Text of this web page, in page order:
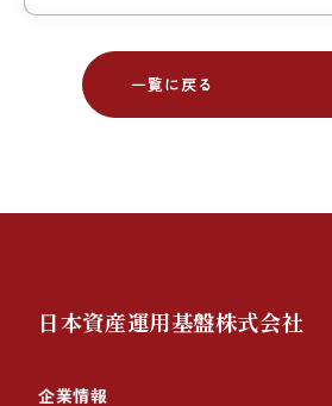
一覧に戻る
一覧に戻る
日本資産運用基盤株式会社
企業情報